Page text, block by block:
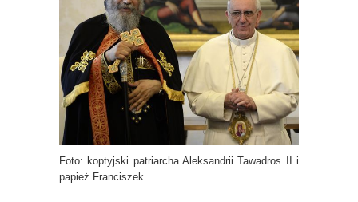
Foto: koptyjski patriarcha Aleksandrii Tawadros II i
papież Franciszek